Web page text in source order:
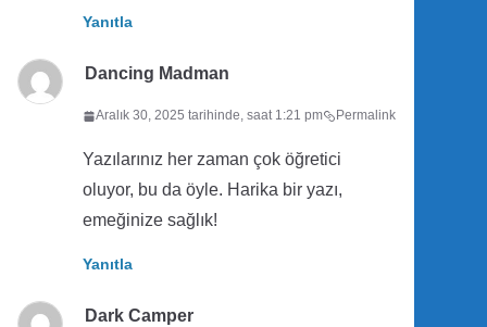
Yanıtla
Dancing Madman
Aralık 30, 2025 tarihinde, saat 1:21 pm Permalink
Yazılarınız her zaman çok öğretici
oluyor, bu da öyle. Harika bir yazı,
emeğinize sağlık!
Yanıtla
Dark Camper